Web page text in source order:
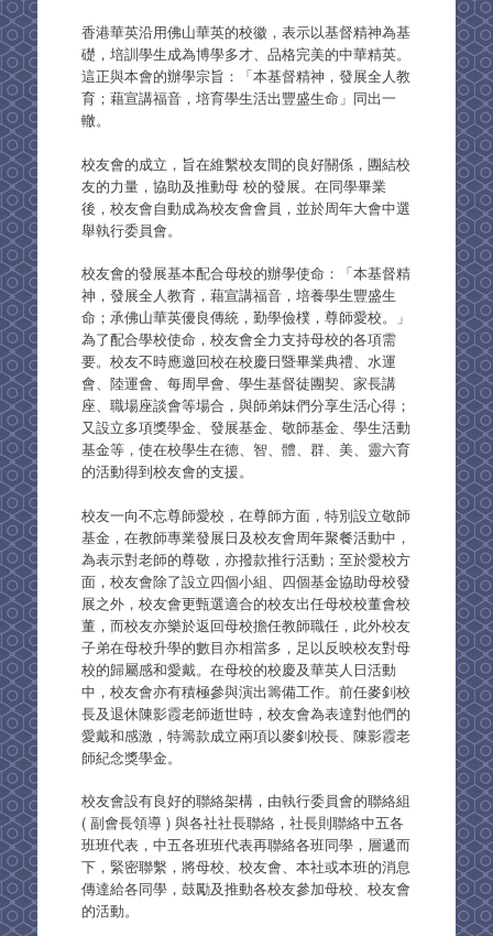
香港華英沿用佛山華英的校徽，表示以基督精神為基
礎，培訓學生成為博學多才、品格完美的中華精英。
這正與本會的辦學宗旨：「本基督精神，發展全人教
育；藉宣講福音，培育學生活出豐盛生命」同出一
轍。
校友會的成立，旨在維繫校友間的良好關係，團結校
友的力量，協助及推動母 校的發展。在同學畢業
後，校友會自動成為校友會會員，並於周年大會中選
舉執行委員會。
校友會的發展基本配合母校的辦學使命：「本基督精
神，發展全人教育，藉宣講福音，培養學生豐盛生
命；承佛山華英優良傳統，勤學儉樸，尊師愛校。」
為了配合學校使命，校友會全力支持母校的各項需
要。校友不時應邀回校在校慶日暨畢業典禮、水運
會、陸運會、每周早會、學生基督徒團契、家長講
座、職場座談會等場合，與師弟妹們分享生活心得；
又設立多項獎學金、發展基金、敬師基金、學生活動
基金等，使在校學生在德、智、體、群、美、靈六育
的活動得到校友會的支援。
校友一向不忘尊師愛校，在尊師方面，特別設立敬師
基金，在教師專業發展日及校友會周年聚餐活動中，
為表示對老師的尊敬，亦撥款推行活動；至於愛校方
面，校友會除了設立四個小組、四個基金協助母校發
展之外，校友會更甄選適合的校友出任母校校董會校
董，而校友亦樂於返回母校擔任教師職任，此外校友
子弟在母校升學的數目亦相當多，足以反映校友對母
校的歸屬感和愛戴。在母校的校慶及華英人日活動
中，校友會亦有積極參與演出籌備工作。前任麥釗校
長及退休陳影霞老師逝世時，校友會為表達對他們的
愛戴和感激，特籌款成立兩項以麥釗校長、陳影霞老
師紀念獎學金。
校友會設有良好的聯絡架構，由執行委員會的聯絡組
( 副會長領導 ) 與各社社長聯絡，社長則聯絡中五各
班班代表，中五各班班代表再聯絡各班同學，層遞而
下，緊密聯繫，將母校、校友會、本社或本班的消息
傳達給各同學，鼓勵及推動各校友參加母校、校友會
的活動。